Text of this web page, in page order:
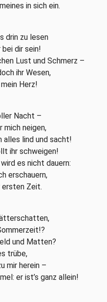
in sich ein.
drin zu lesen
dir sein!
Lust und Schmerz –
ihr Wesen,
Herz!
Nacht –
mich neigen,
alles lind und sacht!
ihr schweigen!
es nicht dauern:
erschauern,
ersten Zeit.
und Matten?
trübe,
mir herein –
er ist’s ganz allein!